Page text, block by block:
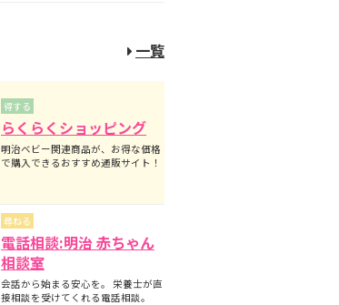
一覧
得する
らくらくショッピング
明治ベビー関連商品が、お得な価格
で購入できるおすすめ通販サイト！
尋ねる
電話相談:明治 赤ちゃん
相談室
会話から始まる安心を。 栄養士が直
接相談を受けてくれる電話相談。